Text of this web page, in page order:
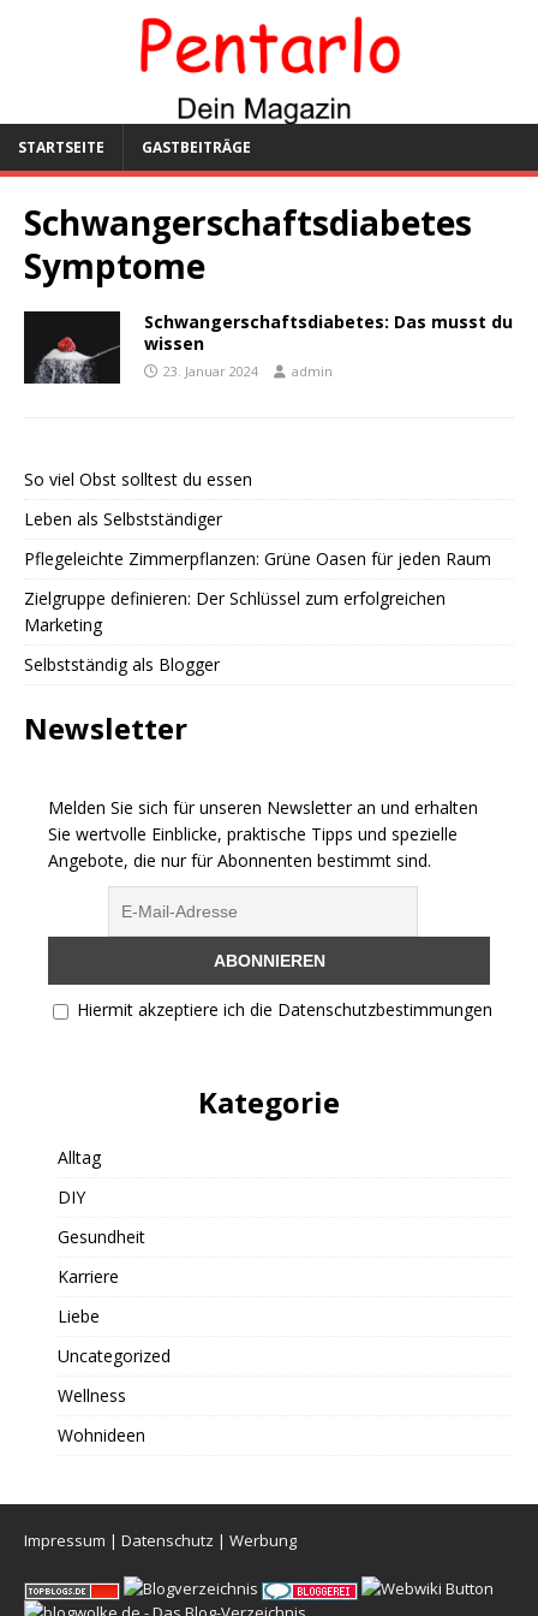
STARTSEITE GASTBEITRÄGE
Schwangerschaftsdiabetes
Symptome
Schwangerschaftsdiabetes: Das musst du
wissen
23. Januar 2024 admin
So viel Obst solltest du essen
Leben als Selbstständiger
Pflegeleichte Zimmerpflanzen: Grüne Oasen für jeden Raum
Zielgruppe definieren: Der Schlüssel zum erfolgreichen
Marketing
Selbstständig als Blogger
Newsletter
Melden Sie sich für unseren Newsletter an und erhalten
Sie wertvolle Einblicke, praktische Tipps und spezielle
Angebote, die nur für Abonnenten bestimmt sind.
Hiermit akzeptiere ich die Datenschutzbestimmungen
Kategorie
Alltag
DIY
Gesundheit
Karriere
Liebe
Uncategorized
Wellness
Wohnideen
Impressum | Datenschutz | Werbung